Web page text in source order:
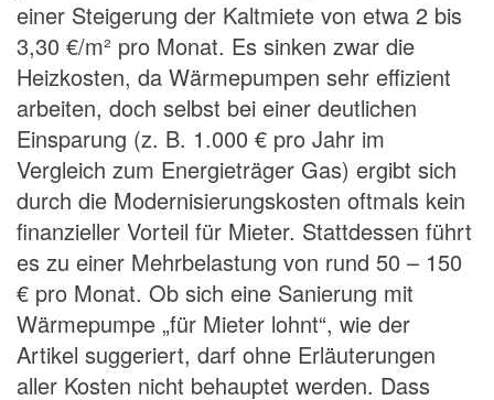
einer Steigerung der Kaltmiete von etwa 2 bis
3,30 €/m² pro Monat. Es sinken zwar die
Heizkosten, da Wärmepumpen sehr effizient
arbeiten, doch selbst bei einer deutlichen
Einsparung (z. B. 1.000 € pro Jahr im
Vergleich zum Energieträger Gas) ergibt sich
durch die Modernisierungskosten oftmals kein
finanzieller Vorteil für Mieter. Stattdessen führt
es zu einer Mehrbelastung von rund 50 – 150
€ pro Monat. Ob sich eine Sanierung mit
Wärmepumpe „für Mieter lohnt“, wie der
Artikel suggeriert, darf ohne Erläuterungen
aller Kosten nicht behauptet werden. Dass